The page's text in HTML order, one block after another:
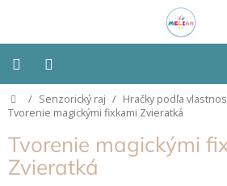
Montessori
Detská
izba
Domov
/ Senzorický raj / Hračky podľa
Tvorenie magickými fixkami Zvieratká
Tvorenie magickými
Zvieratká